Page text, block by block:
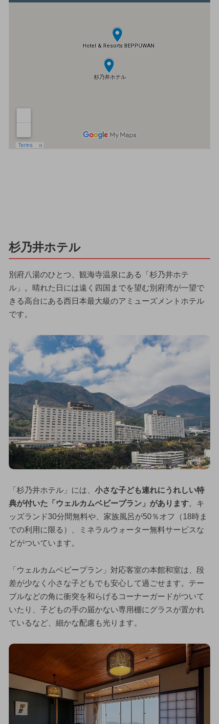
杉乃井ホテル
別府八湯のひとつ、観海寺温泉にある「杉乃井ホテ
ル」。晴れた日には遠く四国までを望む別府湾が一望で
きる高台にある西日本最大級のアミューズメントホテル
です。
「杉乃井ホテル」には、 小さな子ども連れにうれしい特
典が付いた「ウェルカムベビープラン」があります。キ
ッズランド30分間無料や、家族風呂が50％オフ（18時ま
での利用に限る）、ミネラルウォーター無料サービスな
どがついています。
「ウェルカムベビープラン」対応客室の本館和室は、段
差が少なく小さな子どもでも安心して過ごせます。テー
ブルなどの角に衝突を和らげるコーナーガードがついて
いたり、子どもの手の届かない専用棚にグラスが置かれ
ているなど、細かな配慮も光ります。